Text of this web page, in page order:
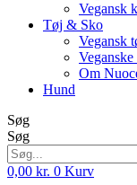
Vegansk
Tøj & Sko
Vegansk
Om
Hund
Søg
Søg
0,00 kr. 0 Kurv